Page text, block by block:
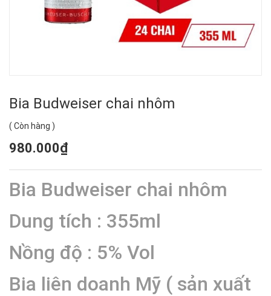
Bia Budweiser chai nhôm
( Còn hàng )
980.000₫
Bia Budweiser chai nhôm
Dung tích : 355ml
Nồng độ : 5% Vol
Bia liên doanh Mỹ ( sản xuất